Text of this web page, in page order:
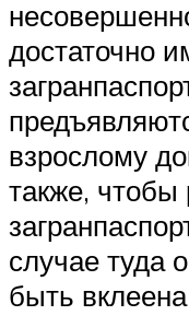
достаточно
взрослому
также,
случае туда
быть